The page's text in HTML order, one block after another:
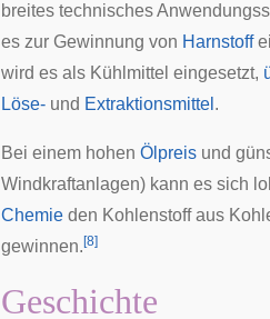
breites technisches
es zur Gewinnung von Harnstoff
wird es als Kühlmittel eingesetzt,
Löse- und Extraktionsmittel .
Bei einem hohen Ölpreis und
Windkraftanlagen) kann es sich
Chemie den Kohlenstoff aus
gewinnen. [8]
Geschichte